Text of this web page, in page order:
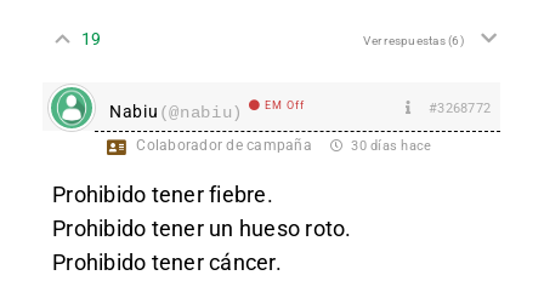
19 Ver respuestas(6)
Nabiu (@nabiu) EM Off #3268772
Colaborador de campaña 30 días hace
Prohibido tener fiebre.
Prohibido tener un hueso roto.
Prohibido tener cáncer.